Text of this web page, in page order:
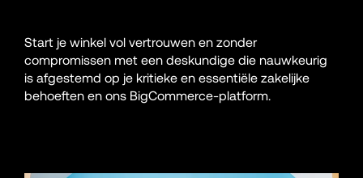
Start je winkel vol vertrouwen en zonder
compromissen met een deskundige die nauwkeurig
is afgestemd op je kritieke en essentiële zakelijke
behoeften en ons BigCommerce-platform.